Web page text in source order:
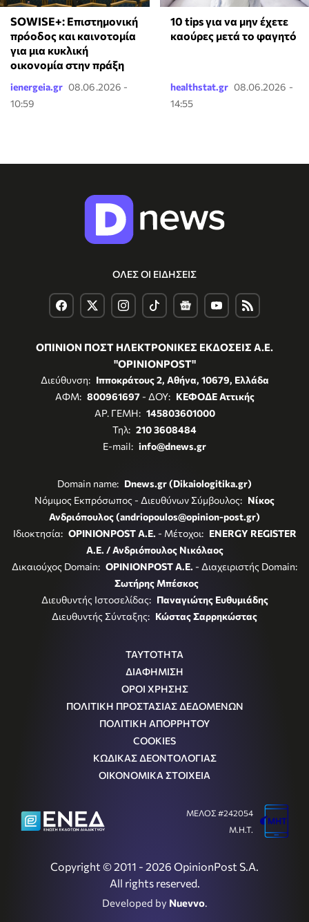
SOWISE+: Επιστημονική
πρόοδος και καινοτομία
για μια κυκλική
οικονομία στην πράξη
ienergeia.gr 08.06.2026 -
10:59
10 tips για να μην έχετε
καούρες μετά το φαγητό
healthstat.gr 08.06.2026 -
14:55
ΟΛΕΣ ΟΙ ΕΙΔΗΣΕΙΣ
ΟΠΙΝΙΟΝ ΠΟΣΤ ΗΛΕΚΤΡΟΝΙΚΕΣ ΕΚΔΟΣΕΙΣ Α.Ε.
"OPINIONPOST"
Διεύθυνση: Ιπποκράτους 2, Αθήνα, 10679, Ελλάδα
ΑΦΜ: 800961697- ΔΟΥ: ΚΕΦΟΔΕ Αττικής
ΑΡ. ΓΕΜΗ: 145803601000
Τηλ: 210 3608484
E-mail: info@dnews.gr
Domain name: Dnews.gr (Dikaiologitika.gr)
Νόμιμος Εκπρόσωπος - Διευθύνων Σύμβουλος: Νίκος
Ανδριόπουλος (andriopoulos@opinion-post.gr)
Ιδιοκτησία: OPINIONPOST A.E. - Μέτοχοι: ENERGY REGISTER
Α.Ε. / Ανδριόπουλος Νικόλαος
Δικαιούχος Domain: OPINIONPOST A.E. - Διαχειριστής Domain:
Σωτήρης Μπέσκος
Διευθυντής Ιστοσελίδας: Παναγιώτης Ευθυμιάδης
Διευθυντής Σύνταξης: Κώστας Σαρρηκώστας
ΤΑΥΤΟΤΗΤΑ
ΔΙΑΦΗΜΙΣΗ
ΟΡΟΙ ΧΡΗΣΗΣ
ΠΟΛΙΤΙΚΗ ΠΡΟΣΤΑΣΙΑΣ ΔΕΔΟΜΕΝΩΝ
ΠΟΛΙΤΙΚΗ ΑΠΟΡΡΗΤΟΥ
COOKIES
ΚΩΔΙΚΑΣ ΔΕΟΝΤΟΛΟΓΙΑΣ
ΟΙΚΟΝΟΜΙΚΑ ΣΤΟΙΧΕΙΑ
Copyright © 2011 - 2026 OpinionPost S.A.
All rights reserved.
Developed by Nuevvo.
ΜΕΛΟΣ #242054
Μ.Η.Τ.